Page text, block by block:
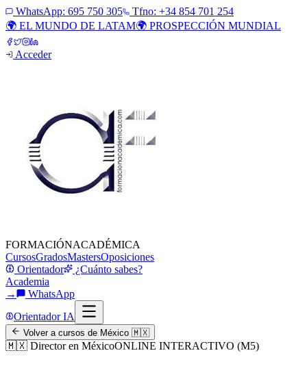
WhatsApp: 695 750 305
Tfno: +34 854 701 254
🌍 EL MUNDO DE LATAM🌍 PROSPECCIÓN MUNDIAL
Acceder
FORMACIÓNACADÉMICA
CursosGradosMastersOposiciones
Orientador
¿Cuánto sabes?
Academia
→
WhatsApp
Orientador IA
Volver a cursos de México 🇲🇽
🇲🇽 Director en MéxicoONLINE INTERACTIVO (M5)